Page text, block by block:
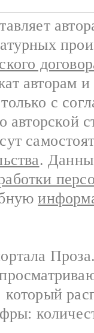
авторам
с
авторской
.